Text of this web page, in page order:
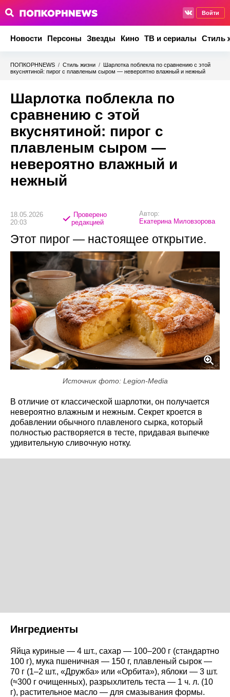
Войти
Новости Персоны Звезды Кино ТВ и сериалы Стиль
ПОПКОРНNEWS / Стиль жизни / Шарлотка поблекла по сравнению с этой
вкуснятиной: пирог с плавленым сыром — невероятно влажный и нежный
Шарлотка поблекла по
сравнению с этой
вкуснятиной: пирог с
плавленым сыром —
невероятно влажный и
нежный
18.05.2026
20:03
Проверено
редакцией
Автор:
Екатерина Миловзорова
Этот пирог — настоящее открытие.
Источник фото: Legion-Media
В отличие от классической шарлотки, он получается
невероятно влажным и нежным. Секрет кроется в
добавлении обычного плавленого сырка, который
полностью растворяется в тесте, придавая выпечке
удивительную сливочную нотку.
Ингредиенты
Яйца куриные — 4 шт., сахар — 100–200 г (стандартно
100 г), мука пшеничная — 150 г, плавленый сырок —
70 г (1–2 шт., «Дружба» или «Орбита»), яблоки — 3 шт.
(≈300 г очищенных), разрыхлитель теста — 1 ч. л. (10
г), растительное масло — для смазывания формы.